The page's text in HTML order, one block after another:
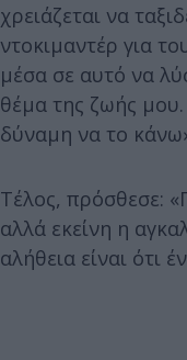
χρειάζεται να
ντοκιμαντέρ για
μέσα σε αυτό να
θέμα της ζωής
δύναμη να το
Τέλος, πρόσθεσε:
αλλά εκείνη η
αλήθεια είναι ότι